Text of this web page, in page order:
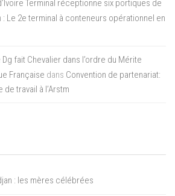
Terminal réceptionne six portiques de
: Le 2e terminal à conteneurs opérationnel en
fait Chevalier dans l’ordre du Mérite
Française dans Convention de partenariat:
travail à l’Arstm
: les mères célébrées